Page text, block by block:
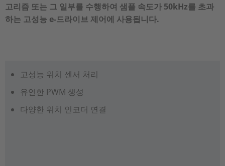
고리즘 또는 그 일부를 수행하여 샘플 속도가 50kHz를 초과
하는 고성능 e-드라이브 제어에 사용됩니다.
고성능 위치 센서 처리
유연한 PWM 생성
다양한 위치 인코더 연결